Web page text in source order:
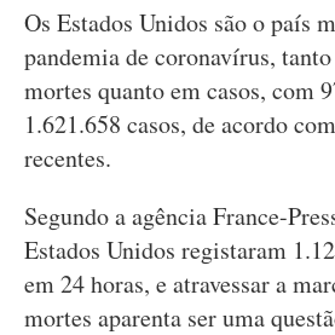
Os Estados Unidos são o país
pandemia de coronavírus,
mortes quanto em casos, com
1.621.658 casos, de acordo
recentes.
Segundo a agência France-
Estados Unidos registaram
em 24 horas, e atravessar a
mortes aparenta ser uma